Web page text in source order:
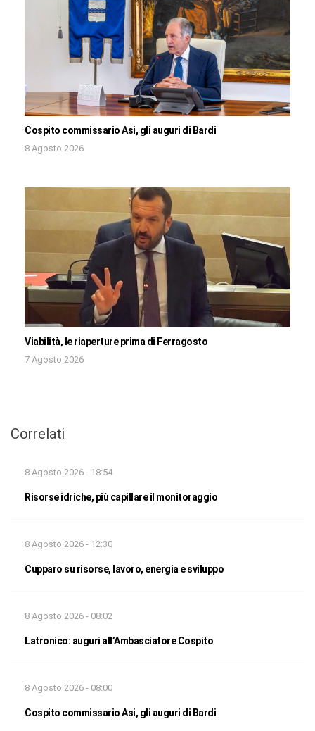
Cospito commissario Asi, gli auguri di Bardi
8 Agosto 2026
Viabilità, le riaperture prima di Ferragosto
7 Agosto 2026
Correlati
8 Agosto 2026 - 18:54
Risorse idriche, più capillare il monitoraggio
8 Agosto 2026 - 12:30
Cupparo su risorse, lavoro, energia e sviluppo
8 Agosto 2026 - 08:02
Latronico: auguri all’Ambasciatore Cospito
8 Agosto 2026 - 08:00
Cospito commissario Asi, gli auguri di Bardi